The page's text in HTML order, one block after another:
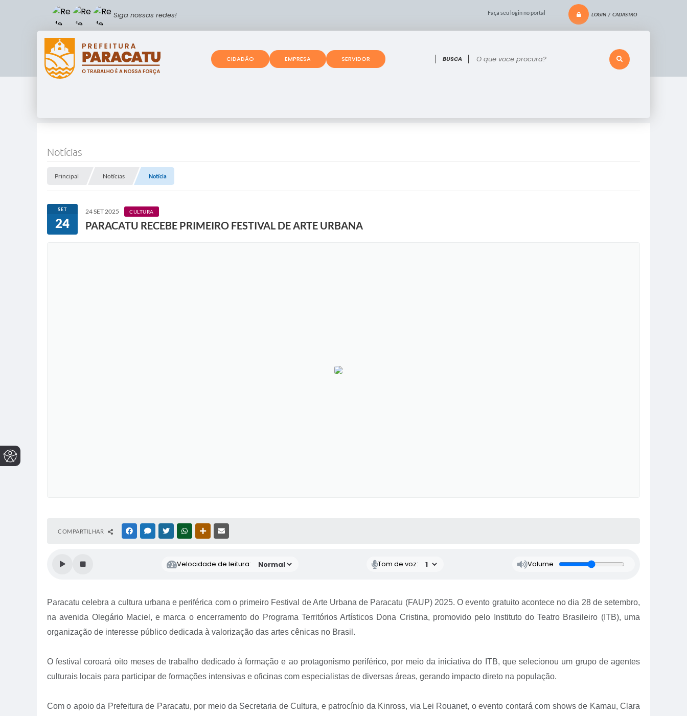
Faça seu login no portal LOGIN / CADASTRO
O que voce procura?
Siga nossas redes!
CIDADÃO EMPRESA SERVIDOR
Notícias
Principal Notícias Notícia
SET
24
24 SET 2025 CULTURA
PARACATU RECEBE PRIMEIRO FESTIVAL DE ARTE URBANA
COMPARTILHAR FACEBOOKMESSENGER
TWITTERWHATSAPPOUTRAS MÍDIAS
Velocidade de leitura: Tom de voz: Volume
Paracatu celebra a cultura urbana e periférica com o primeiro Festival de Arte Urbana de Paracatu (FAUP) 2025. O evento gratuito acontece no dia 28 de setembro,
na avenida Olegário Maciel, e marca o encerramento do Programa Territórios Artísticos Dona Cristina, promovido pelo Instituto do Teatro Brasileiro (ITB), uma
organização de interesse público dedicada à valorização das artes cênicas no Brasil.
O festival coroará oito meses de trabalho dedicado à formação e ao protagonismo periférico, por meio da iniciativa do ITB, que selecionou um grupo de agentes
culturais locais para participar de formações intensivas e oficinas com especialistas de diversas áreas, gerando impacto direto na população.
Com o apoio da Prefeitura de Paracatu, por meio da Secretaria de Cultura, e patrocínio da Kinross, via Lei Rouanet, o evento contará com shows de Kamau, Clara